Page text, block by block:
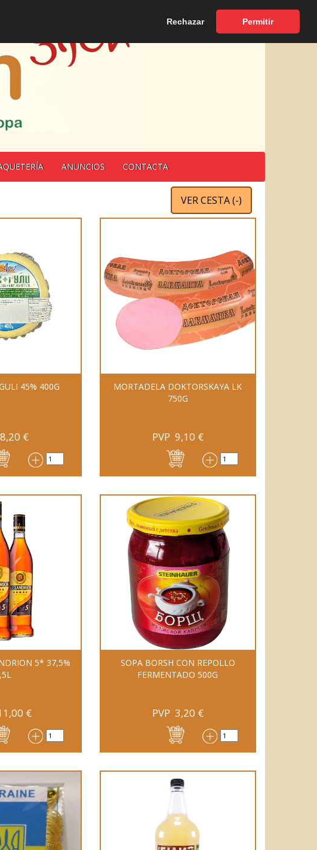
Rechazar Permitir
English
ANUNCIOS CONTACTA
VER CESTA (-)
45% 400G
8,20 €
MORTADELA DOKTORSKAYA LK
750G
PVP 9,10 €
5* 37,5%
€
SOPA BORSH CON REPOLLO
FERMENTADO 500G
PVP 3,20 €